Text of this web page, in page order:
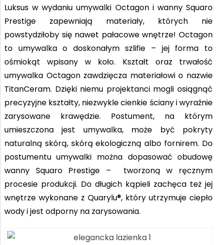
Luksus w wydaniu umywalki Octagon i wanny Squaro
Prestige zapewniają materiały, których nie
powstydziłoby się nawet pałacowe wnętrze! Octagon
to umywalka o doskonałym szlifie – jej forma to
ośmiokąt wpisany w koło. Kształt oraz trwałość
umywalka Octagon zawdzięcza materiałowi o nazwie
TitanCeram. Dzięki niemu projektanci mogli osiągnąć
precyzyjne kształty, niezwykle cienkie ściany i wyraźnie
zarysowane krawędzie. Postument, na którym
umieszczona jest umywalka, może być pokryty
naturalną skórą, skórą ekologiczną albo fornirem. Do
postumentu umywalki można dopasować obudowę
wanny Squaro Prestige – tworzoną w ręcznym
procesie produkcji. Do długich kąpieli zachęca też jej
wnętrze wykonane z Quarylu®, który utrzymuje ciepło
wody i jest odporny na zarysowania.